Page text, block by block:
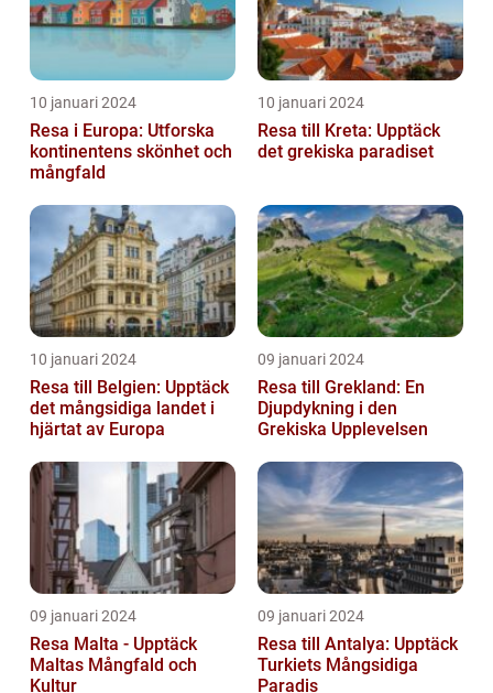
10 januari 2024
Resa i Europa: Utforska
kontinentens skönhet och
mångfald
10 januari 2024
Resa till Kreta: Upptäck
det grekiska paradiset
10 januari 2024
Resa till Belgien: Upptäck
det mångsidiga landet i
hjärtat av Europa
09 januari 2024
Resa till Grekland: En
Djupdykning i den
Grekiska Upplevelsen
09 januari 2024
Resa Malta - Upptäck
Maltas Mångfald och
Kultur
09 januari 2024
Resa till Antalya: Upptäck
Turkiets Mångsidiga
Paradis